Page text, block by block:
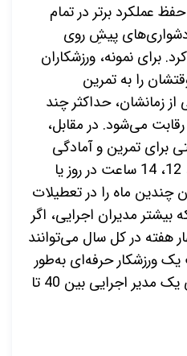
عملکرد برتر در تمام
دشواری‌های پیشِ روی
برای نمونه، ورزشکاران
را به تمرین
زمانشان، حداکثر چند
می‌شود. در مقابل،
برای تمرین و آمادگی
ندارند و باید برحسب نیاز 10، 12، 14 ساعت در روز یا
چندین ماه را در تعطیلات
بیشتر مدیران اجرایی، اگر
هفته در کل سال می‌توانند
ورزشکار حرفه‌ای به‌طور
متوسط 7 سال است، اما برای یک مدیر اجرایی بین 40 تا